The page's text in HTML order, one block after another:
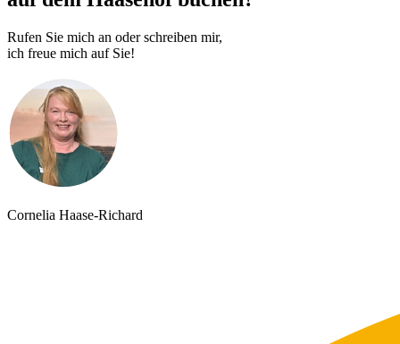
Rufen Sie mich an oder schreiben mir,
ich freue mich auf Sie!
Cornelia Haase-Richard